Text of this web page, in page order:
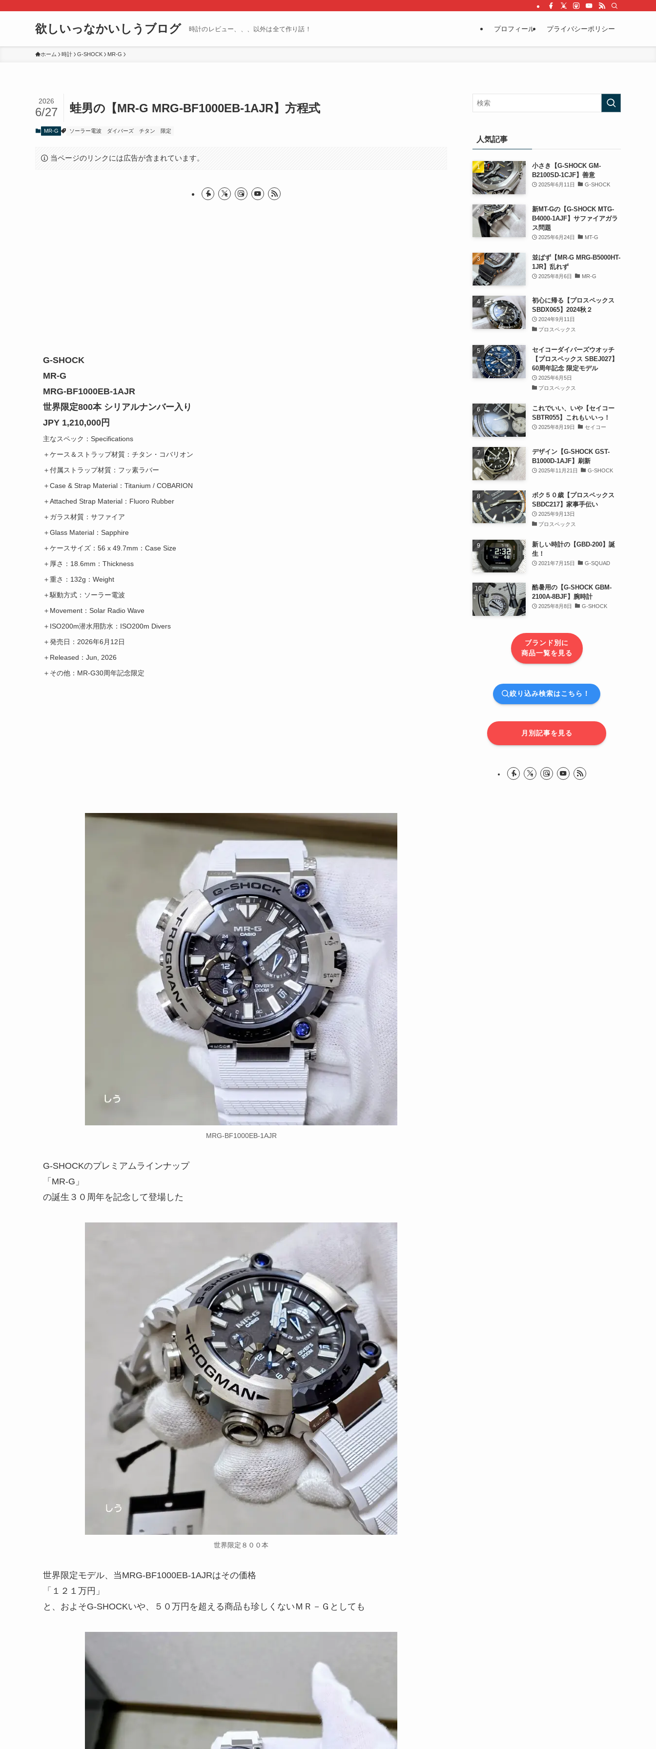
欲しいっなかいしうブログ 時計のレビュー、、、以外は全て作り話！ プロフィール プライバシーポリシー
ホーム 時計 G-SHOCK MR-G
蛙男の【MR-G MRG-BF1000EB-1AJR】方程式
2026
6/27
MR-G ソーラー電波 ダイバーズ チタン 限定
当ページのリンクには広告が含まれています。
G-SHOCK
MR-G
MRG-BF1000EB-1AJR
世界限定800本 シリアルナンバー入り
JPY 1,210,000円
主なスペック：Specifications
＋ケース＆ストラップ材質：チタン・コバリオン
＋付属ストラップ材質：フッ素ラバー
＋Case & Strap Material：Titanium / COBARION
＋Attached Strap Material：Fluoro Rubber
＋ガラス材質：サファイア
＋Glass Material：Sapphire
＋ケースサイズ：56 x 49.7mm：Case Size
＋厚さ：18.6mm：Thickness
＋重さ：132g：Weight
＋駆動方式：ソーラー電波
＋Movement：Solar Radio Wave
＋ISO200m潜水用防水：ISO200m Divers
＋発売日：2026年6月12日
＋Released：Jun, 2026
＋その他：MR-G30周年記念限定
MRG-BF1000EB-1AJR
G-SHOCKのプレミアムラインナップ
「MR-G」
の誕生３０周年を記念して登場した
世界限定８００本
世界限定モデル、当MRG-BF1000EB-1AJRはその価格
「１２１万円」
と、およそG-SHOCKいや、５０万円を超える商品も珍しくないＭＲ－Ｇとしても
人気記事
小さき【G-SHOCK GM-
B2100SD-1CJF】善意
2025年6月11日 G-SHOCK
新MT-Gの【G-SHOCK MTG-
B4000-1AJF】サファイアガラ
ス問題
2025年6月24日 MT-G
並ばず【MR-G MRG-B5000HT-
1JR】乱れず
2025年8月6日 MR-G
初心に帰る【プロスペックス
SBDX065】2024秋２
2024年9月11日
プロスペックス
セイコーダイバーズウオッチ
【プロスペックス SBEJ027】
60周年記念 限定モデル
2025年6月5日
プロスペックス
これでいい、いや【セイコー
SBTR055】これもいいっ！
2025年8月19日 セイコー
デザイン【G-SHOCK GST-
B1000D-1AJF】刷新
2025年11月21日 G-SHOCK
ボク５０歳【プロスペックス
SBDC217】家事手伝い
2025年9月13日
プロスペックス
新しい時計の【GBD-200】誕
生！
2021年7月15日 G-SQUAD
酷暑用の【G-SHOCK GBM-
2100A-8BJF】腕時計
2025年8月8日 G-SHOCK
ブランド別に
商品一覧を見る
絞り込み検索はこちら！
月別記事を見る